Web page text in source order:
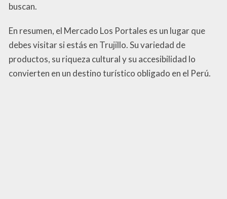
buscan.
En resumen, el Mercado Los Portales es un lugar que
debes visitar si estás en Trujillo. Su variedad de
productos, su riqueza cultural y su accesibilidad lo
convierten en un destino turístico obligado en el Perú.